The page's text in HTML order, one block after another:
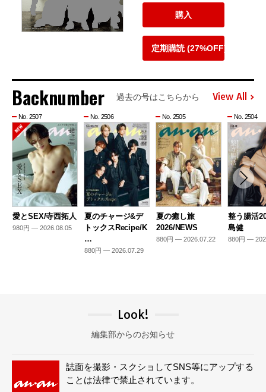
購入
定期購読 (27%OFF)
Backnumber 過去の号はこちらから View All
No. 2507
愛とSEX/寺西拓人
980円 — 2026.08.05
No. 2506
夏のチャージ&デ
トックスRecipe/K
…
880円 — 2026.07.29
No. 2505
夏の癒し旅
2026/NEWS
880円 — 2026.07.22
No. 2504
整う腸活
島健
880円 —
Look!
編集部からのお知らせ
誌面を撮影・スクショしてSNS等にアップする
ことは法律で禁止されています。